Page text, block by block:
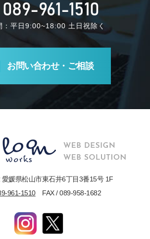
089-961-1510
：平日9:00~18:00 土日祝除く
お問い合わせ・ご相談
愛媛県松山市東石井6丁目3番15号 1F
961-1510FAX / 089-958-1682